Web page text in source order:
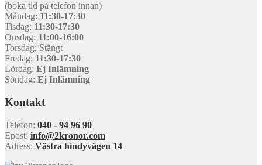
(boka tid på telefon innan)
Måndag: 11:30-17:30
Tisdag: 11:30-17:30
Onsdag: 11:00-16:00
Torsdag: Stängt
Fredag: 11:30-17:30
Lördag: Ej Inlämning
Söndag: Ej Inlämning
Kontakt
Telefon: 040 - 94 96 90
Epost: info@2kronor.com
Adress: Västra hindyvägen 14